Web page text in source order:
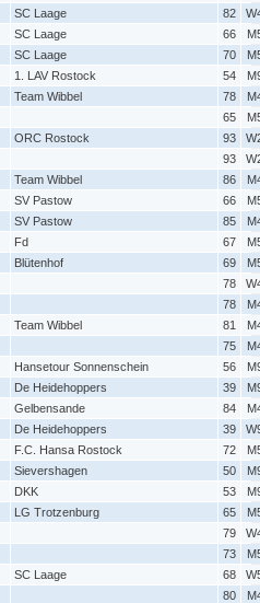
SC Laage 82
SC Laage 66
SC Laage 70
1. LAV Rostock 54
Team Wibbel 78
65
ORC Rostock 93
93
Team Wibbel 86
SV Pastow 66
SV Pastow 85
Fd 67
Blütenhof 69
78
78
Team Wibbel 81
75
Hansetour Sonnenschein 56
De Heidehoppers 39
Gelbensande 84
De Heidehoppers 39
F.C. Hansa Rostock 72
Sievershagen 50
DKK 53
LG Trotzenburg 65
79
73
SC Laage 68
80